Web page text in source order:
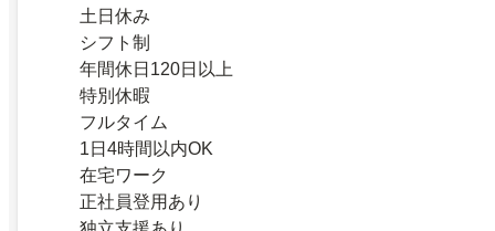
土日休み
シフト制
年間休日120日以上
特別休暇
フルタイム
1日4時間以内OK
在宅ワーク
正社員登用あり